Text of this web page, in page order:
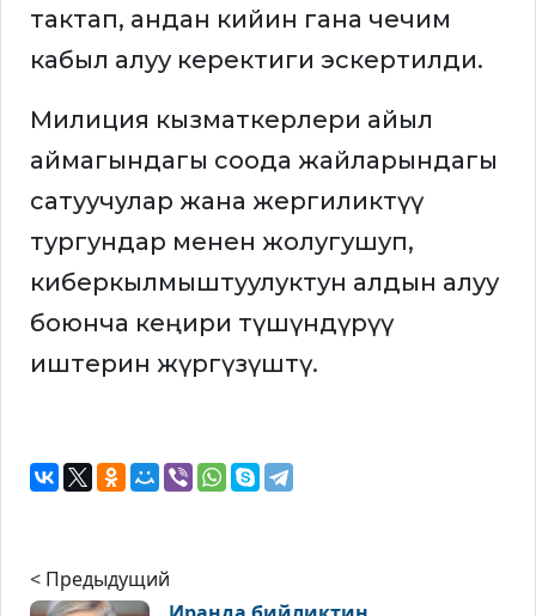
тактап, андан кийин гана чечим
кабыл алуу керектиги эскертилди.
Милиция кызматкерлери айыл
аймагындагы соода жайларындагы
сатуучулар жана жергиликтүү
тургундар менен жолугушуп,
киберкылмыштуулуктун алдын алуу
боюнча кеңири түшүндүрүү
иштерин жүргүзүштү.
< Предыдущий